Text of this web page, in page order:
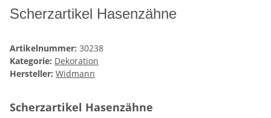
Scherzartikel Hasenzähne
Artikelnummer: 30238
Kategorie: Dekoration
Hersteller: Widmann
Scherzartikel Hasenzähne